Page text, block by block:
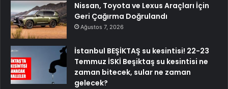
Nissan, Toyota ve Lexus Araçları İçin
Geri Çağırma Doğrulandı
Ağustos 7, 2026
İstanbul BEŞİKTAŞ su kesintisi! 22-23
Temmuz İSKİ Beşiktaş su kesintisi ne
zaman bitecek, sular ne zaman
gelecek?